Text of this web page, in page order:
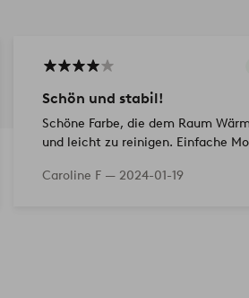
Schön und stabil!
Schöne Farbe, die dem Raum
und leicht zu reinigen. Einfache
Caroline F — 2024-01-19